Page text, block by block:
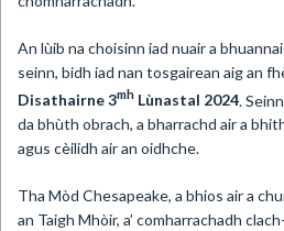
An lùib na choisinn iad nuair a
seinn, bidh iad nan tosgairean aig an
Disathairne 3mh Lùnastal 2024.
da bhùth obrach, a bharrachd air a
agus cèilidh air an oidhche.
Tha Mòd Chesapeake, a bhios air a
an Taigh Mhòir, a’ comharrachadh